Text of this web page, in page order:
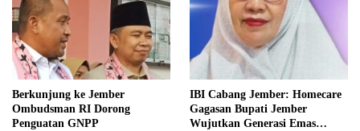
Berkunjung ke Jember
Ombudsman RI Dorong
Penguatan GNPP
IBI Cabang Jember: Homecare
Gagasan Bupati Jember
Wujutkan Generasi Emas